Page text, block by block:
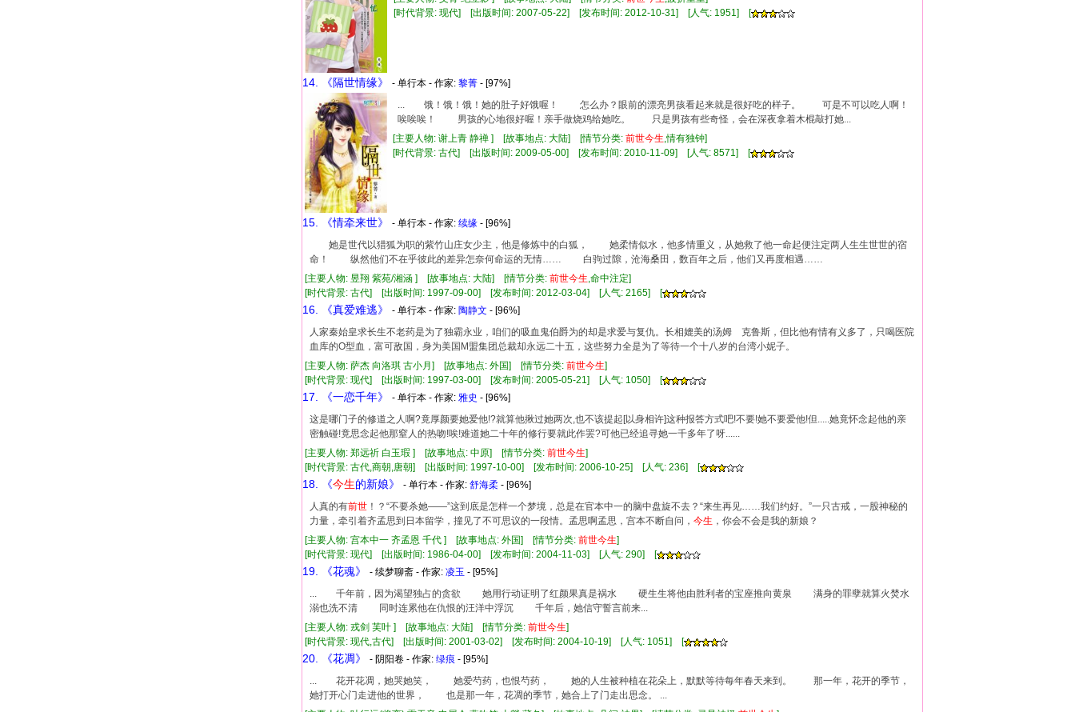
[时代背景: 现代] [出版时间: 2007-05-22] [发布时间: 2012-10-31] [人气: 1951] [
14. 《隔世情缘》 - 单行本 - 作家: 黎菁 - [97%]
... 饿！饿！饿！她的肚子好饿喔！ 怎么办？眼前的漂亮男孩看起来就是很好吃的样子。 可是不可以吃人啊！
唉唉唉！ 男孩的心地很好喔！亲手做烧鸡给她吃。 只是男孩有些奇怪，会在深夜拿着木棍敲打她...
[主要人物: 谢上青 静禅 ] [故事地点: 大陆] [情节分类: 前世今生,情有独钟]
[时代背景: 古代] [出版时间: 2009-05-00] [发布时间: 2010-11-09] [人气: 8571] [
15. 《情牵来世》 - 单行本 - 作家: 续缘 - [96%]
她是世代以猎狐为职的紫竹山庄女少主，他是修炼中的白狐， 她柔情似水，他多情重义，从她救了他一命起便注定两人生生世世的宿
命！ 纵然他们不在乎彼此的差异怎奈何命运的无情…… 白驹过隙，沧海桑田，数百年之后，他们又再度相遇……
[主要人物: 昱翔 紫苑/湘涵 ] [故事地点: 大陆] [情节分类: 前世今生,命中注定]
[时代背景: 古代] [出版时间: 1997-09-00] [发布时间: 2012-03-04] [人气: 2165] [
16. 《真爱难逃》 - 单行本 - 作家: 陶静文 - [96%]
人家秦始皇求长生不老药是为了独霸永业，咱们的吸血鬼伯爵为的却是求爱与复仇。长相媲美的汤姆 克鲁斯，但比他有情有义多了，只喝医院
血库的O型血，富可敌国，身为美国M盟集团总裁却永远二十五，这些努力全是为了等待一个十八岁的台湾小妮子。
[主要人物: 萨杰 向洛琪 古小月] [故事地点: 外国] [情节分类: 前世今生]
[时代背景: 现代] [出版时间: 1997-03-00] [发布时间: 2005-05-21] [人气: 1050] [
17. 《一恋千年》 - 单行本 - 作家: 雅史 - [96%]
这是哪门子的修道之人啊?竟厚颜要她爱他!?就算他揪过她两次,也不该提起[以身相许]这种报答方式吧!不要!她不要爱他!但.....她竟怀念起他的亲
密触碰!竟思念起他那窒人的热吻!唉!难道她二十年的修行要就此作罢?可他已经追寻她一千多年了呀......
[主要人物: 郑远祈 白玉瑕 ] [故事地点: 中原] [情节分类: 前世今生]
[时代背景: 古代,商朝,唐朝] [出版时间: 1997-10-00] [发布时间: 2006-10-25] [人气: 236] [
18. 《今生的新娘》 - 单行本 - 作家: 舒海柔 - [96%]
人真的有前世 ！？“不要杀她——”这到底是怎样一个梦境，总是在官本中一的脑中盘旋不去？“来生再见……我们约好。”一只古戒，一股神秘的
力量，牵引着齐孟思到日本留学，撞见了不可思议的一段情。孟思啊孟思，宫本不断自问， 今生 ，你会不会是我的新娘？
[主要人物: 宫本中一 齐孟恩 千代 ] [故事地点: 外国] [情节分类: 前世今生]
[时代背景: 现代] [出版时间: 1986-04-00] [发布时间: 2004-11-03] [人气: 290] [
19. 《花魂》 - 续梦聊斋 - 作家: 凌玉 - [95%]
... 千年前，因为渴望独占的贪欲 她用行动证明了红颜果真是祸水 硬生生将他由胜利者的宝座推向黄泉 满身的罪孽就算火焚水
溺也洗不清 同时连累他在仇恨的汪洋中浮沉 千年后，她信守誓言前来...
[主要人物: 戎剑 芙叶 ] [故事地点: 大陆] [情节分类: 前世今生]
[时代背景: 现代,古代] [出版时间: 2001-03-02] [发布时间: 2004-10-19] [人气: 1051] [
20. 《花凋》 - 阴阳卷 - 作家: 绿痕 - [95%]
... 花开花凋，她哭她笑， 她爱芍药，也恨芍药， 她的人生被种植在花朵上，默默等待每年春天来到。 那一年，花开的季节，
她打开心门走进他的世界， 也是那一年，花凋的季节，她合上了门走出思念。 ...